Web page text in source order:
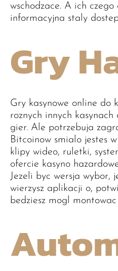
wschodzace. A ich
informacyjna staly
Gry
Gry kasynowe online do
roznych innych
gier. Ale potrzebuja
Bitcoinow smialo jestes
klipy wideo, ruletki,
ofercie kasyno
Jezeli byc wersja wybor,
wierzysz aplikacji o,
bedziesz mogl